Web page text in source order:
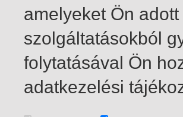
1-4 / total 4 hit
amelyeket Ön
szolgáltatásokból
folytatásával Ön
adatkezelési